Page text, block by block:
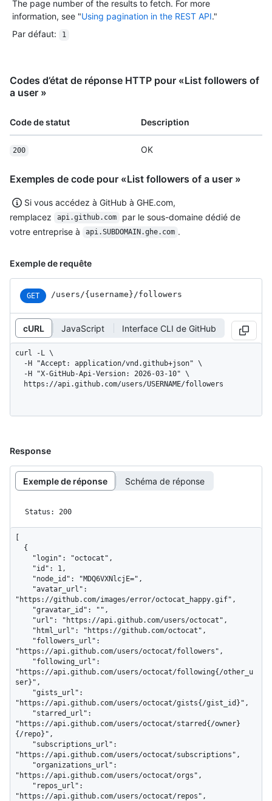
The page number of the results to fetch. For more
information, see "Using pagination in the REST API."
Par défaut: 1
Codes d’état de réponse HTTP pour «List followers of
a user »
Code de statut Description
200 OK
Exemples de code pour «List followers of a user »
Si vous accédez à GitHub à GHE.com,
remplacez
api.github.com
par le sous-domaine dédié de
votre entreprise à
api.SUBDOMAIN.ghe.com .
Exemple de requête
GET /users/{username}/followers
cURL JavaScript Interface CLI de GitHub
curl -L \
  https://api.github.com/users/USERNAME/followers
Response
Exemple de réponse Schéma de réponse
Status: 200
"https://github.com/images/error/octocat_happy.gif",
"https://api.github.com/users/octocat/followers",
"https://api.github.com/users/octocat/following{/other_u
ser}",
"https://api.github.com/users/octocat/gists{/gist_id}",
"https://api.github.com/users/octocat/starred{/owner}
{/repo}",
"https://api.github.com/users/octocat/subscriptions",
"https://api.github.com/users/octocat/orgs",
"https://api.github.com/users/octocat/repos",